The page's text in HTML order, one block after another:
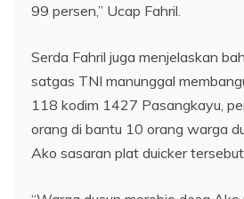
99 persen,” Ucap Fahril.
Serda Fahril juga menjelaskan
satgas TNI manunggal
118 kodim 1427 Pasangkayu,
orang di bantu 10 orang warga
Ako sasaran plat duicker tersebut.